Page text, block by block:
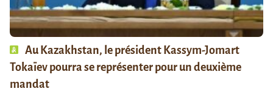
Au Kazakhstan, le président Kassym-Jomart
Tokaïev pourra se représenter pour un deuxième
mandat